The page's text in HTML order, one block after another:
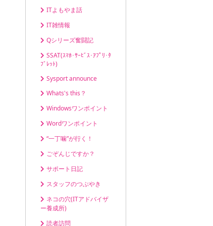
ITよもやま話
IT雑情報
Qシリーズ奮闘記
SSAT(ｽﾏﾎ･ｻｰﾋﾞｽ･ｱﾌﾟﾘ･ﾀ
ﾌﾞﾚｯﾄ)
Sysport announce
Whats's this？
Windowsワンポイント
Wordワンポイント
“一丁噛”が行く！
ごぞんじですか？
サポート日記
スタッフのつぶやき
ネコの穴(ITアドバイザ
ー養成所)
読者訪問